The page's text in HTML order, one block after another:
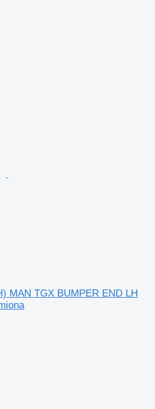
MAN TGX BUMPER END LH